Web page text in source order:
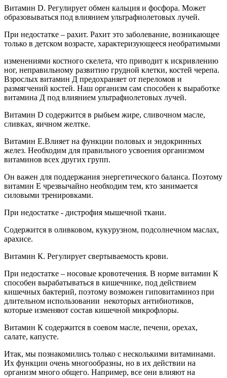
Витамин D. Регулирует обмен кальция и фосфора. Может
образовываться под влиянием ультрафиолетовых лучей.
При недостатке – рахит. Рахит это заболевание, возникающее
только в детском возрасте, характеризующееся необратимыми
изменениями костного скелета, что приводит к искривлению
ног, неправильному развитию грудной клетки, костей черепа.
Взрослых витамин Д предохраняет от переломов и
размягчений костей. Наш организм сам способен к выработке
витамина Д под влиянием ультрафиолетовых лучей.
Витамин D содержится в рыбьем жире, сливочном масле,
сливках, яичном желтке.
Витамин Е.Влияет на функции половых и эндокринных
желез. Необходим для правильного усвоения организмом
витаминов всех других групп.
Он важен для поддержания энергетического баланса. Поэтому
витамин Е чрезвычайно необходим тем, кто занимается
силовыми тренировками.
При недостатке - дистрофия мышечной ткани.
Содержится в оливковом, кукурузном, подсолнечном маслах,
арахисе.
Витамин К. Регулирует свертываемость крови.
При недостатке – носовые кровотечения. В норме витамин К
способен вырабатываться в кишечнике, под действием
кишечных бактерий, поэтому возможен гиповитаминоз при
длительном использовании некоторых антибиотиков,
которые изменяют состав кишечной микрофлоры.
Витамин К содержится в соевом масле, печени, орехах,
салате, капусте.
Итак, мы познакомились только с несколькими витаминами.
Их функции очень многообразны, но в их действии на
организм много общего. Например, все они влияют на